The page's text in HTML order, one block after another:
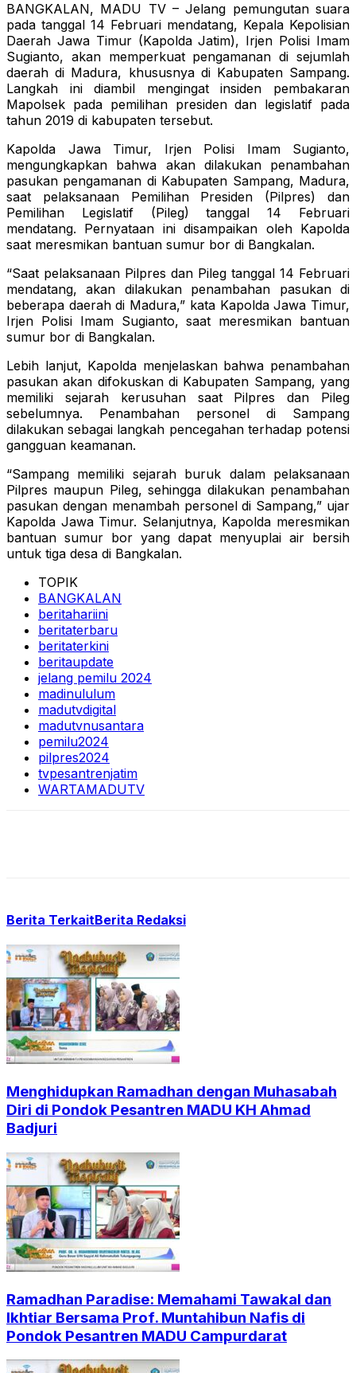
BANGKALAN, MADU TV – Jelang pemungutan suara
pada tanggal 14 Februari mendatang, Kepala Kepolisian
Daerah Jawa Timur (Kapolda Jatim), Irjen Polisi Imam
Sugianto, akan memperkuat pengamanan di sejumlah
daerah di Madura, khususnya di Kabupaten Sampang.
Langkah ini diambil mengingat insiden pembakaran
Mapolsek pada pemilihan presiden dan legislatif pada
tahun 2019 di kabupaten tersebut.
Kapolda Jawa Timur, Irjen Polisi Imam Sugianto,
mengungkapkan bahwa akan dilakukan penambahan
pasukan pengamanan di Kabupaten Sampang, Madura,
saat pelaksanaan Pemilihan Presiden (Pilpres) dan
Pemilihan Legislatif (Pileg) tanggal 14 Februari
mendatang. Pernyataan ini disampaikan oleh Kapolda
saat meresmikan bantuan sumur bor di Bangkalan.
“Saat pelaksanaan Pilpres dan Pileg tanggal 14 Februari
mendatang, akan dilakukan penambahan pasukan di
beberapa daerah di Madura,” kata Kapolda Jawa Timur,
Irjen Polisi Imam Sugianto, saat meresmikan bantuan
sumur bor di Bangkalan.
Lebih lanjut, Kapolda menjelaskan bahwa penambahan
pasukan akan difokuskan di Kabupaten Sampang, yang
memiliki sejarah kerusuhan saat Pilpres dan Pileg
sebelumnya. Penambahan personel di Sampang
dilakukan sebagai langkah pencegahan terhadap potensi
gangguan keamanan.
“Sampang memiliki sejarah buruk dalam pelaksanaan
Pilpres maupun Pileg, sehingga dilakukan penambahan
pasukan dengan menambah personel di Sampang,” ujar
Kapolda Jawa Timur. Selanjutnya, Kapolda meresmikan
bantuan sumur bor yang dapat menyuplai air bersih
untuk tiga desa di Bangkalan.
TOPIK
BANGKALAN
beritahariini
beritaterbaru
beritaterkini
beritaupdate
jelang pemilu 2024
madinululum
madutvdigital
madutvnusantara
pemilu2024
pilpres2024
tvpesantrenjatim
WARTAMADUTV
Berita TerkaitBerita Redaksi
Menghidupkan Ramadhan dengan Muhasabah
Diri di Pondok Pesantren MADU KH Ahmad
Badjuri
Ramadhan Paradise: Memahami Tawakal dan
Ikhtiar Bersama Prof. Muntahibun Nafis di
Pondok Pesantren MADU Campurdarat